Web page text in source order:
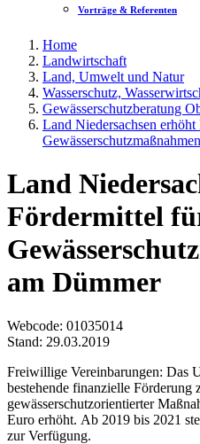
Vorträge & Referenten
Home
Landwirtschaft
Land, Umwelt und Natur
Wasserschutz,
Gewässerschutzberatung
Land Niedersachsen
Land
Fördermittel
am Dümmer
Webcode: 01035014
Stand: 29.03.2019
Freiwillige Vereinbarungen: Das
bestehende finanzielle Förderung
gewässerschutzorientierter
Euro erhöht. Ab 2019 bis 2021
zur Verfügung.